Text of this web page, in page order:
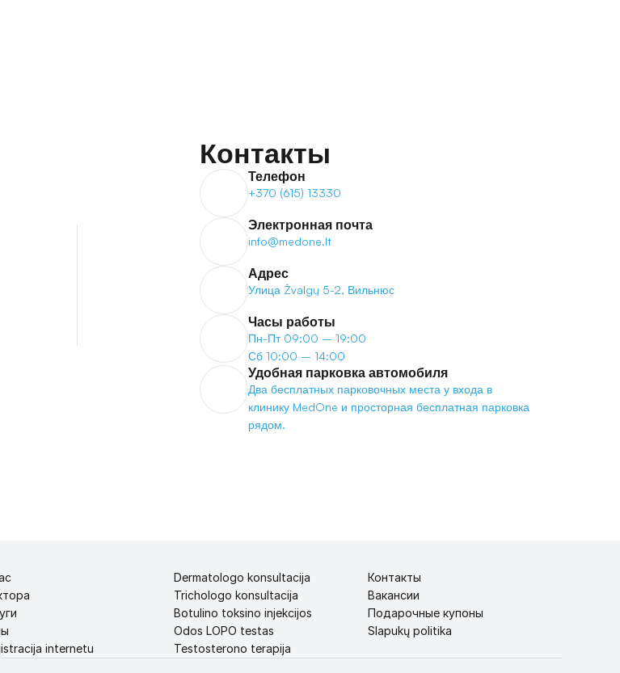
Контакты
Телефон
+370 (615) 13330
Электронная почта
info@medone.lt
Адрес
Улица Žvalgų 5-2, Вильнюс
Часы работы
Пн-Пт 09:00 – 19:00
Сб 10:00 – 14:00
Удобная парковка автомобиля
Два бесплатных парковочных места у входа в
клинику MedOne и просторная бесплатная парковка
рядом.
internetu
Dermatologo konsultacija
Trichologo konsultacija
Botulino toksino injekcijos
Odos LOPO testas
Testosterono terapija
Контакты
Вакансии
Подарочные купоны
Slapukų politika